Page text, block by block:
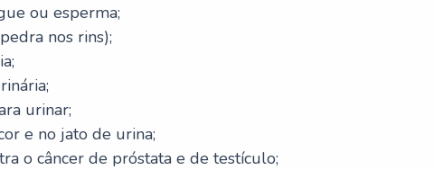
ou esperma;
nos rins);
urinar;
e no jato de urina;
o câncer de próstata e de testículo;